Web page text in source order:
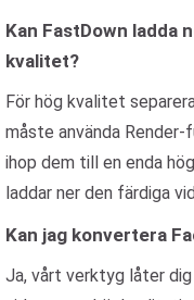
Kan FastDown ladda
kvalitet?
För hög kvalitet
måste använda
ihop dem till en enda
laddar ner den färdiga
Kan jag konvertera
Ja, vårt verktyg låter